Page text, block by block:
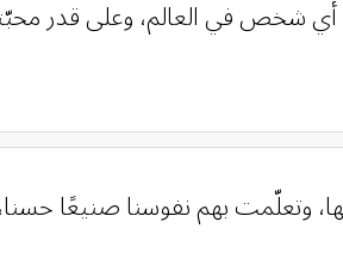
شخص في العالم، وعلى قدر
وتعلّمت بهم نفوسنا صنيعًا